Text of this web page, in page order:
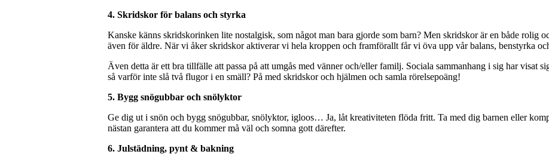
4. Skridskor för balans och styrka
Kanske känns skridskorinken lite nostalgisk, som något man bara gjorde som barn? Men skridskor är en både rolig
även för äldre. När vi åker skridskor aktiverar vi hela kroppen och framförallt får vi öva upp vår balans, benstyrka
Även detta är ett bra tillfälle att passa på att umgås med vänner och/eller familj. Sociala sammanhang i sig har visat
så varför inte slå två flugor i en smäll? På med skridskor och hjälmen och samla rörelsepoäng!
5. Bygg snögubbar och snölyktor
Ge dig ut i snön och bygg snögubbar, snölyktor, igloos… Ja, låt kreativiteten flöda fritt. Ta med dig barnen eller
nästan garantera att du kommer må väl och somna gott därefter.
6. Julstädning, pynt & bakning